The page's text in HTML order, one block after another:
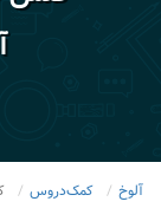
آلوخ کمک‌دروس